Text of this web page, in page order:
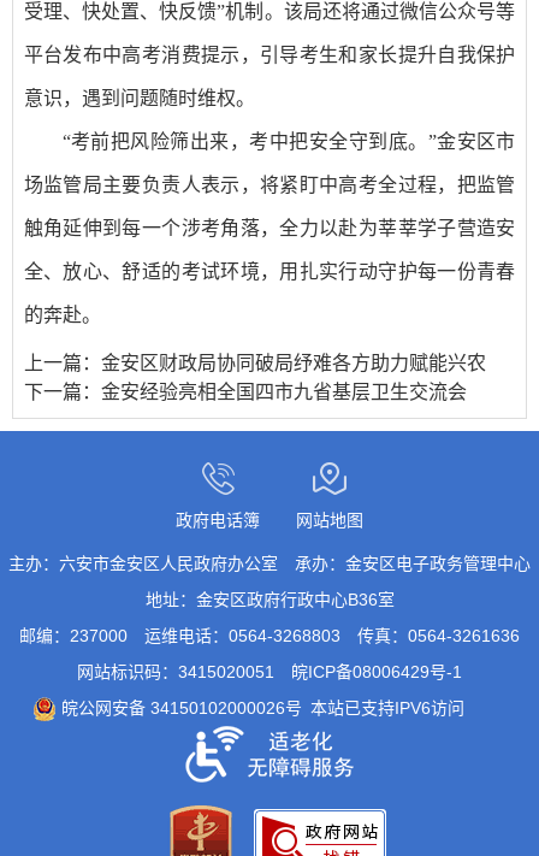
受理、快处置、快反馈”机制。该局还将通过微信公众号等
平台发布中高考消费提示，引导考生和家长提升自我保护
意识，遇到问题随时维权。
“考前把风险筛出来，考中把安全守到底。”金安区市
场监管局主要负责人表示，将紧盯中高考全过程，把监管
触角延伸到每一个涉考角落，全力以赴为莘莘学子营造安
全、放心、舒适的考试环境，用扎实行动守护每一份青春
的奔赴。
上一篇： 金安区财政局协同破局纾难各方助力赋能兴农
下一篇： 金安经验亮相全国四市九省基层卫生交流会
政府电话簿 网站地图
主办：六安市金安区人民政府办公室
承办：金安区电子政务管理中心
地址：金安区政府行政中心B36室
邮编：237000
运维电话：0564-3268803
传真：0564-3261636
网站标识码：3415020051
皖ICP备08006429号-1
皖公网安备 34150102000026号 本站已支持IPV6访问